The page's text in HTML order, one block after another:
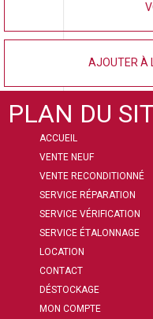
AJOUTER À
PLAN DU
ACCUEIL
VENTE NEUF
VENTE RECONDITIONNÉ
SERVICE RÉPARATION
SERVICE VÉRIFICATION
SERVICE ÉTALONNAGE
LOCATION
CONTACT
DÉSTOCKAGE
MON COMPTE